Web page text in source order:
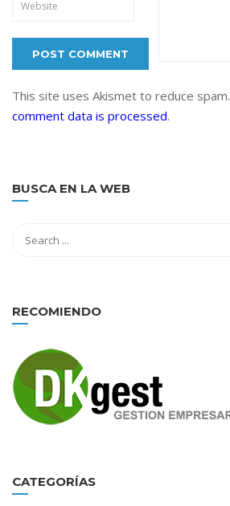
This site uses Akismet to reduce spam.
comment data is processed.
BUSCA EN LA WEB
RECOMIENDO
CATEGORÍAS